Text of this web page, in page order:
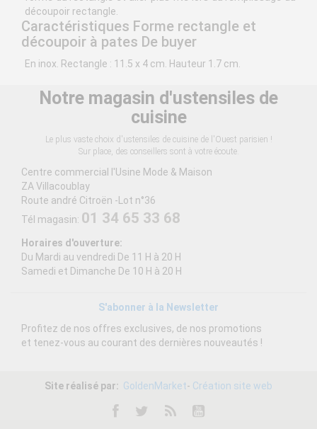
découpoir rectangle.
Caractéristiques Forme rectangle et
découpoir à pates De buyer
En inox. Rectangle : 11.5 x 4 cm. Hauteur 1.7 cm.
Notre magasin d'ustensiles de
cuisine
Le plus vaste choix d'ustensiles de cuisine de l'Ouest parisien !
Sur place, des conseillers sont à votre écoute.
Centre commercial l'Usine Mode & Maison
ZA Villacoublay
Route andré Citroën -Lot n°36
Tél magasin: 01 34 65 33 68
Horaires d'ouverture:
Du Mardi au vendredi De 11 H à 20 H
Samedi et Dimanche De 10 H à 20 H
S'abonner à la Newsletter
Profitez de nos offres exclusives, de nos promotions
et tenez-vous au courant des dernières nouveautés !
Site réalisé par: GoldenMarket- Création site web